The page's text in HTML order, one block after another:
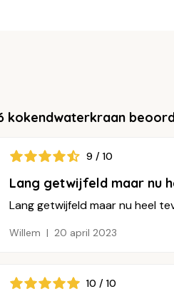
kokendwaterkraan
9 / 10
Lang getwijfeld maar nu
Lang getwijfeld maar nu heel
Willem 20 april 2023
10 / 10